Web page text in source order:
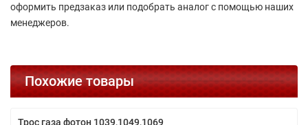
оформить предзаказ или подобрать аналог с помощью наших
менеджеров.
Похожие товары
Трос газа фотон 1039,1049,1069